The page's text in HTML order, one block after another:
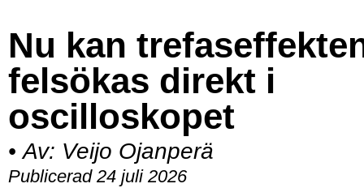
Nu kan
felsökas direkt i
oscilloskopet
• Av: Veijo Ojanperä
Publicerad 24 juli 2026